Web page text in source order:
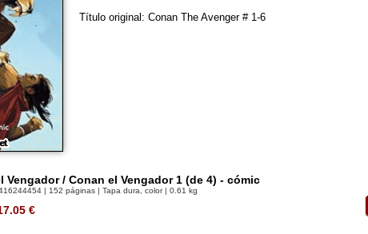
Título original: Conan The Avenger # 1-6
Vengador / Conan el Vengador 1 (de 4) - cómic
| 152 páginas | Tapa dura, color | 0.61 kg
€